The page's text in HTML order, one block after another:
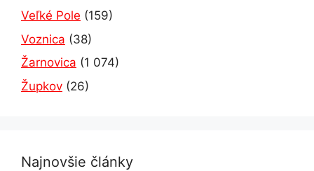
Veľké Pole (159)
Voznica (38)
Žarnovica (1 074)
Župkov (26)
Najnovšie články